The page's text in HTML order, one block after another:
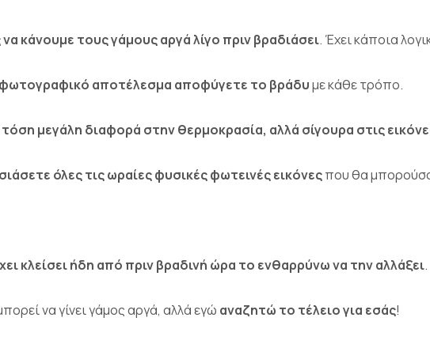
κάνουμε τους γάμους αργά λίγο πριν βραδιάσει. Έχει κάποια
φωτογραφικό αποτέλεσμα αποφύγετε το βράδυμε κάθε τρόπο.
τόση μεγάλη διαφορά στην θερμοκρασία, αλλά σίγουρα στις
όλες τις ωραίες φυσικές φωτεινές εικόνεςπου θα
κλείσει ήδη από πριν βραδινή ώρα το ενθαρρύνω να την αλλάξει.
να γίνει γάμος αργά, αλλά εγώ αναζητώ το τέλειο για εσάς!